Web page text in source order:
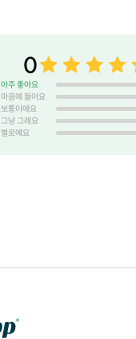
0
아주 좋아요
마음에 들어요
보통이에요
그냥 그래요
별로예요